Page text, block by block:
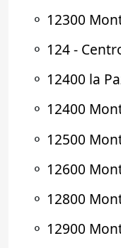
⚬ 12300
⚬ 124 -
⚬ 12400 la
⚬ 12400
⚬ 12500
⚬ 12600
⚬ 12800
⚬ 12900